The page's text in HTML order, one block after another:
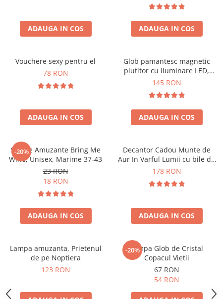
ADAUGA IN COS ADAUGA IN COS
Vouchere sexy pentru el
78 RON
ADAUGA IN COS
Glob pamantesc magnetic
plutitor cu iluminare LED,
Forma C
145 RON
ADAUGA IN COS
-20%
Sosete Amuzante Bring Me
Wine, Unisex, Marime 37-43
23 RON
18 RON
ADAUGA IN COS
Decantor Cadou Munte de
Aur In Varful Lumii cu bile de
curatare
178 RON
ADAUGA IN COS
Lampa amuzanta, Prietenul
de pe Noptiera
123 RON
-20%
Lampa Glob de Cristal
Copacul Vietii
67 RON
54 RON